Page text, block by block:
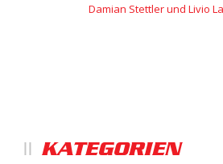
Damian Stettler und Livio
KATEGORIEN